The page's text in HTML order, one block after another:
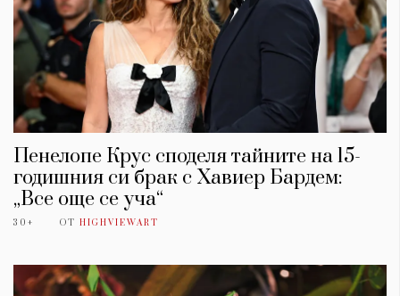
Пенелопе Крус споделя тайните на 15-
годишния си брак с Хавиер Бардем:
„Все още се уча“
30+ ОТ HIGHVIEWART